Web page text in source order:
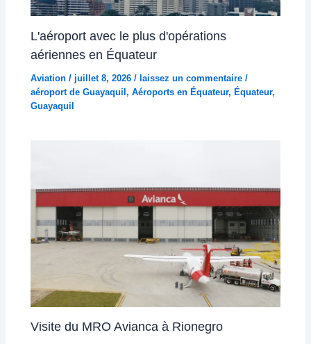
L'aéroport avec le plus d'opérations
aériennes en Équateur
Aviation / juillet 8, 2026/laissez un commentaire /
aéroport de Guayaquil,Aéroports en Équateur,Équateur,
Guayaquil
Visite du MRO Avianca à Rionegro